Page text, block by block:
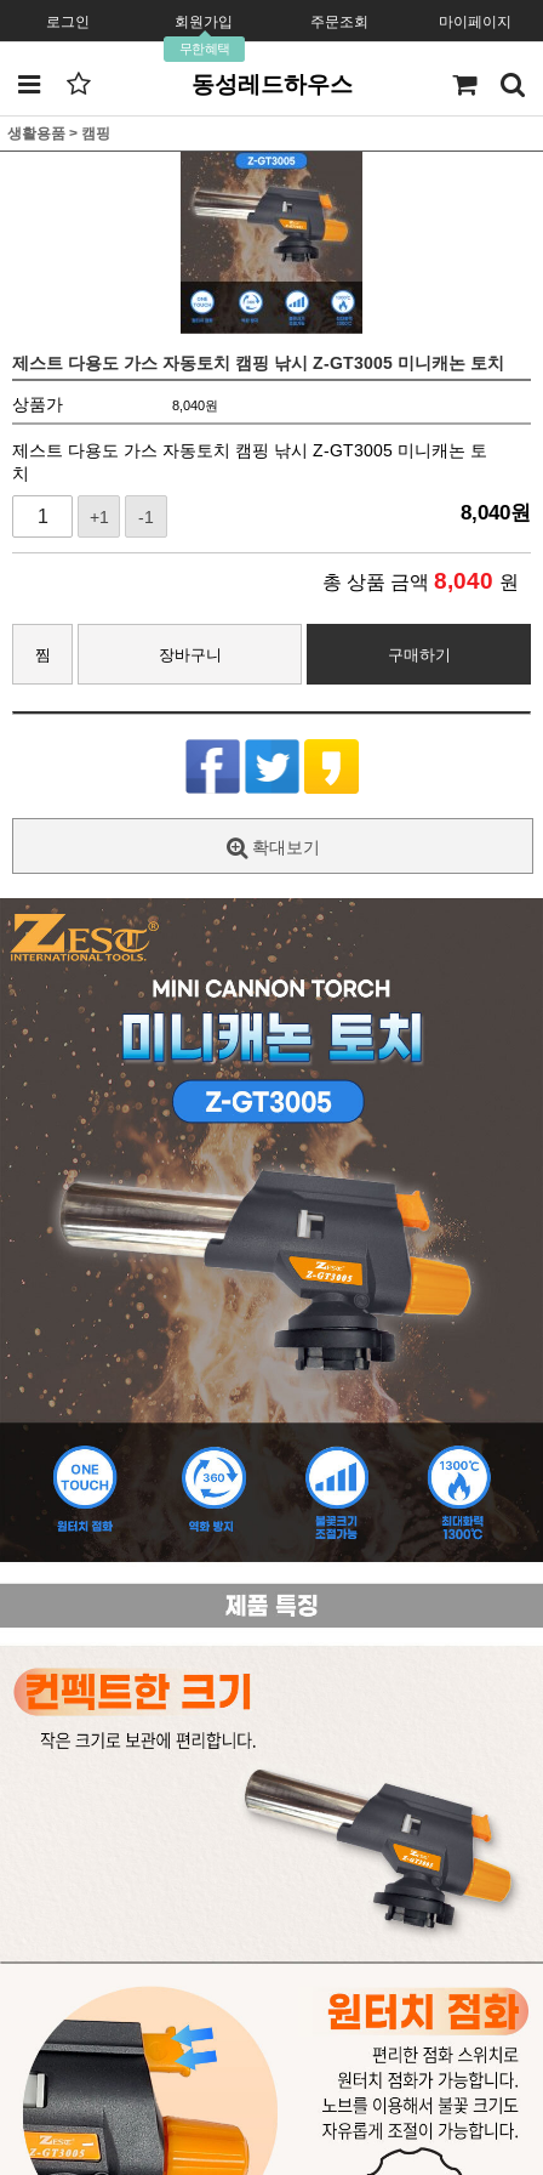
로그인 회원가입
무한혜택
주문조회 마이페이지
동성레드하우스
생활용품 > 캠핑
제스트 다용도 가스 자동토치 캠핑 낚시 Z-GT3005 미니캐논 토치
상품가 8,040원
제스트 다용도 가스 자동토치 캠핑 낚시 Z-GT3005 미니캐논 토
치
+1 -1 8,040원
총 상품 금액 8,040 원
찜 장바구니 구매하기
확대보기